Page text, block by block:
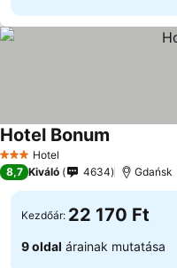
3 Kategória
Hotel
Hotel Bonum
8,7 Kiváló 4634 Gdańsk
Kezdőár: 22 170 Ft
9 oldal árainak mutatása